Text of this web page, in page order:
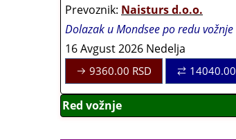
Prevoznik: Naisturs d.o.o.
Dolazak u Mondsee po redu vožnje
16 Avgust 2026 Nedelja
9360.00 RSD 14040.00
Red vožnje